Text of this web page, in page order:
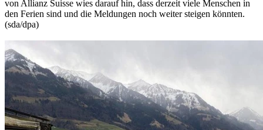
von Allianz Suisse wies darauf hin, dass derzeit viele Menschen in
den Ferien sind und die Meldungen noch weiter steigen könnten.
(sda/dpa)